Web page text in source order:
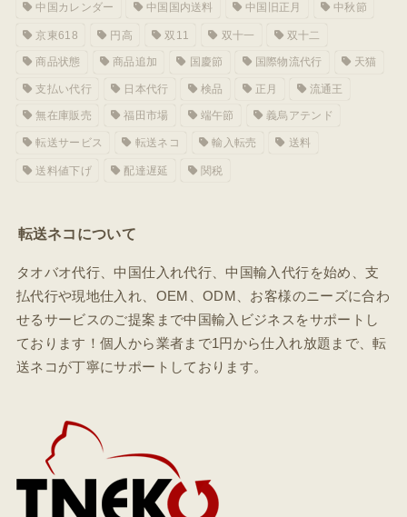
中国カレンダー 中国国内送料 中国旧正月 中秋節
京東618 円高 双11 双十一 双十二
商品状態 商品追加 国慶節 国際物流代行 天猫
支払い代行 日本代行 検品 正月 流通王
無在庫販売 福田市場 端午節 義烏アテンド
転送サービス 転送ネコ 輸入転売 送料
送料値下げ 配達遅延 関税
転送ネコについて
タオバオ代行、中国仕入れ代行、中国輸入代行を始め、支
払代行や現地仕入れ、OEM、ODM、お客様のニーズに合わ
せるサービスのご提案まで中国輸入ビジネスをサポートし
ております！個人から業者まで1円から仕入れ放題まで、転
送ネコが丁寧にサポートしております。